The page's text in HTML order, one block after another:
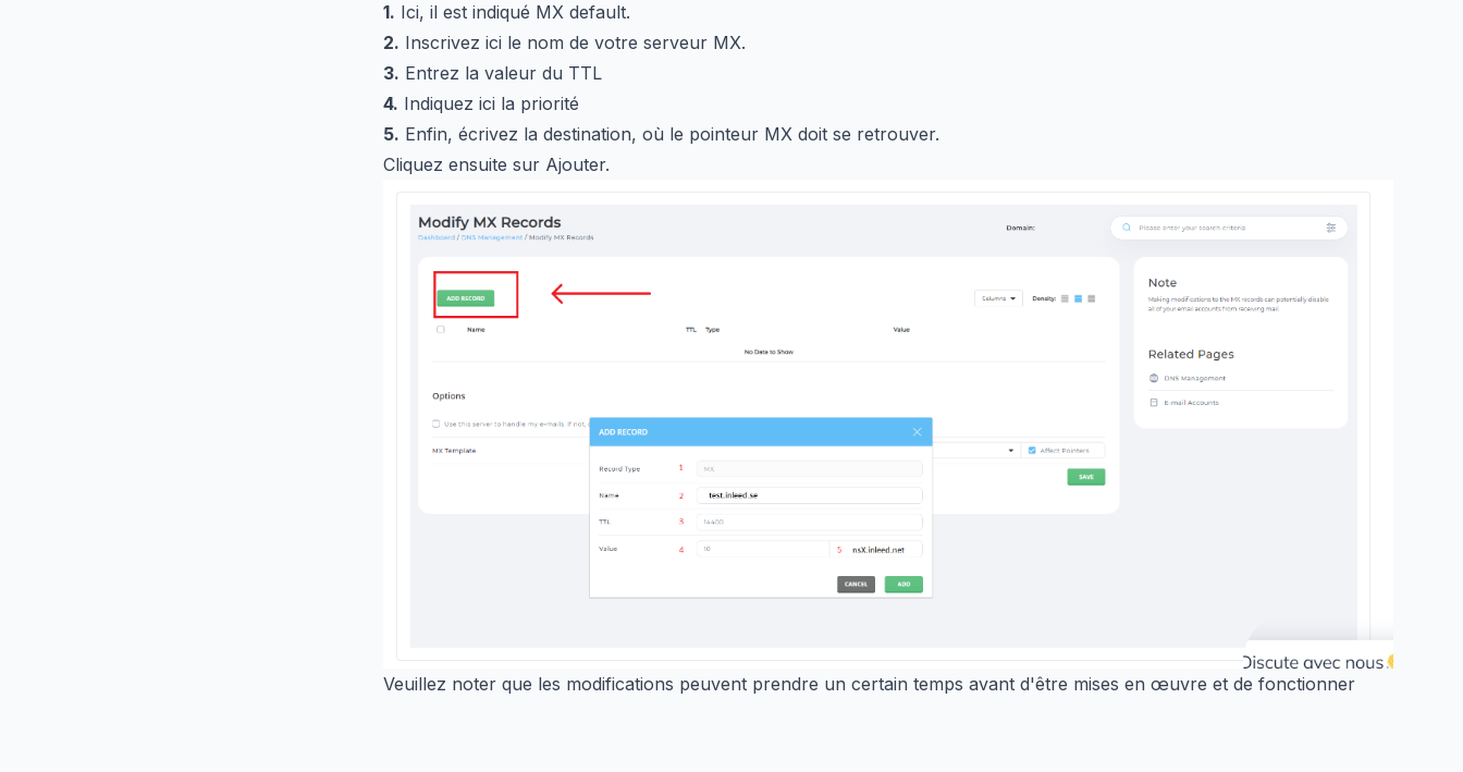
1. Ici, il est indiqué MX default.
2. Inscrivez ici le nom de votre serveur MX.
3. Entrez la valeur du TTL
4. Indiquez ici la priorité
5. Enfin, écrivez la destination, où le pointeur MX doit se retrouver.
Cliquez ensuite sur Ajouter.
Veuillez noter que les modifications peuvent prendre un certain temps avant d'être mises en œuvre et de fonctionner